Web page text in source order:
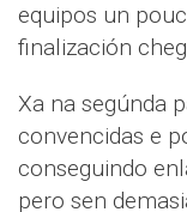
equipos un
finalización
Xa na segúnda
convencidas e
conseguindo
pero sen